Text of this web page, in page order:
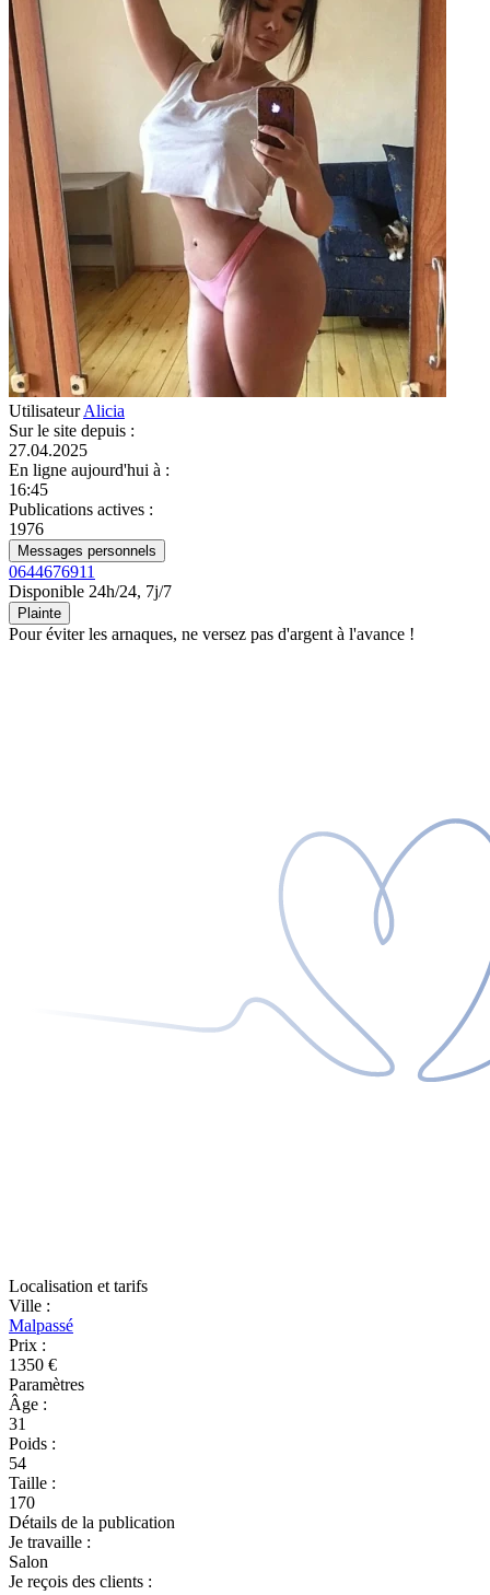
UtilisateurAlicia
Sur le site depuis :
27.04.2025
En ligne aujourd'hui à :
16:45
Publications actives :
1976
Messages personnels
0644676911
Disponible 24h/24, 7j/7
Plainte
Pour éviter les arnaques, ne versez pas d'argent à l'avance !
Localisation et tarifs
Ville :
Malpassé
Prix :
1350 €
Paramètres
Âge :
31
Poids :
54
Taille :
170
Détails de la publication
Je travaille :
Salon
Je reçois des clients :